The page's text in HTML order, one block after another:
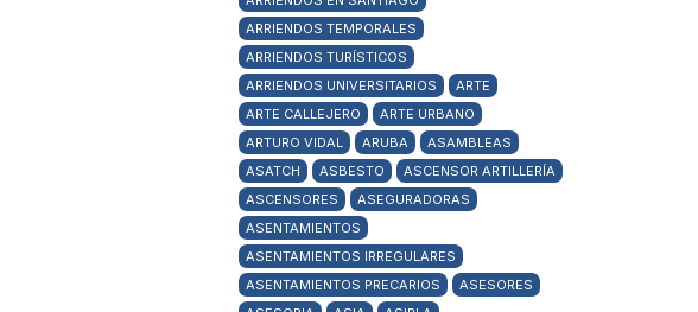
ARRIENDOS TEMPORALES
ARRIENDOS TURÍSTICOS
ARRIENDOS UNIVERSITARIOS
ARTE
ARTE CALLEJERO
ARTE URBANO
ARTURO VIDAL
ARUBA
ASAMBLEAS
ASATCH
ASBESTO
ASCENSOR ARTILLERÍA
ASCENSORES
ASEGURADORAS
ASENTAMIENTOS
ASENTAMIENTOS IRREGULARES
ASENTAMIENTOS PRECARIOS
ASESORES